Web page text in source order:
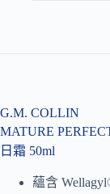
G.M. COLLIN
MATURE
日霜 50ml
蘊含